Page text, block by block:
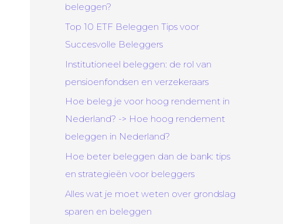
beleggen?
Top 10 ETF Beleggen Tips voor
Succesvolle Beleggers
Institutioneel beleggen: de rol van
pensioenfondsen en verzekeraars
Hoe beleg je voor hoog rendement in
Nederland? -> Hoe hoog rendement
beleggen in Nederland?
Hoe beter beleggen dan de bank: tips
en strategieën voor beleggers
Alles wat je moet weten over grondslag
sparen en beleggen